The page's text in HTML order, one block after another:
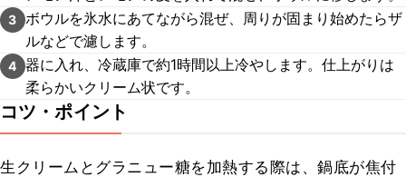
3 ボウルを氷水にあてながら混ぜ、周りが固まり始めたらザ
ルなどで濾します。
4 器に入れ、冷蔵庫で約1時間以上冷やします。仕上がりは
柔らかいクリーム状です。
コツ・ポイント
生クリームとグラニュー糖を加熱する際は、鍋底が焦付